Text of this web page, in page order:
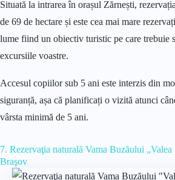
Situată la intrarea în orașul Zărnești,
de 69 de hectare și este cea mai mare
lume fiind un obiectiv turistic pe care trebuie
excursiile voastre.
Accesul copiilor sub 5 ani este interzis din
siguranță, așa că planificați o vizită atunci
vârsta minimă de 5 ani.
7. Rezervaţia naturală Vama Buzăului
Braşov